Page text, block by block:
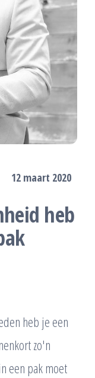
12 maart 2020
heb
heb je een
zo'n
een pak moet